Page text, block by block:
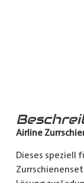
Airline
Dieses speziell